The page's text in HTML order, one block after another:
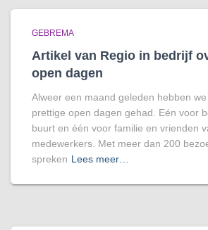
GEBREMA
Artikel van Regio in bedrijf
open dagen
Alweer een maand geleden hebben
prettige open dagen gehad. Eén voor
buurt en één voor familie en vrienden
medewerkers. Met meer dan 200
spreken Lees meer…